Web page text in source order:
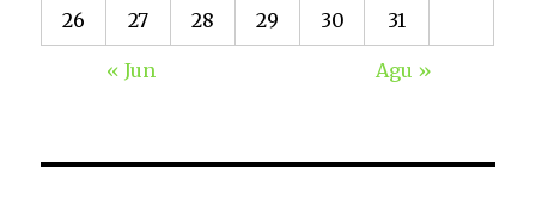
26 27 28 29 30 31
« Jun Agu »